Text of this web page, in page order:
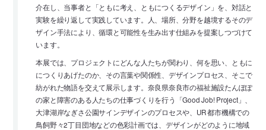
介在し、当事者と「ともに考え、ともにつくるデザイン」を、対話と
実験を繰り返して実践しています。人、場所、分野を越境するそのデ
ザイン手法により、循環と可能性を生み出す仕組みを提案しつづけて
います。
本展では、プロジェクトにどんな人たちが関わり、何を思い、ともに
につくりあげたのか、その言葉や関係性、デザインプロセス、そこで
紡がれた物語を交えて展示します。奈良県奈良市の福祉施設たんぽぽ
の家と障害のある人たちの仕事づくりを行う「Good Job! Project」、
大津湖岸なぎさ公園サインデザインのプロセスや、UR 都市機構での
鳥飼野々2丁目団地などの色彩計画では、デザインがどのように地域